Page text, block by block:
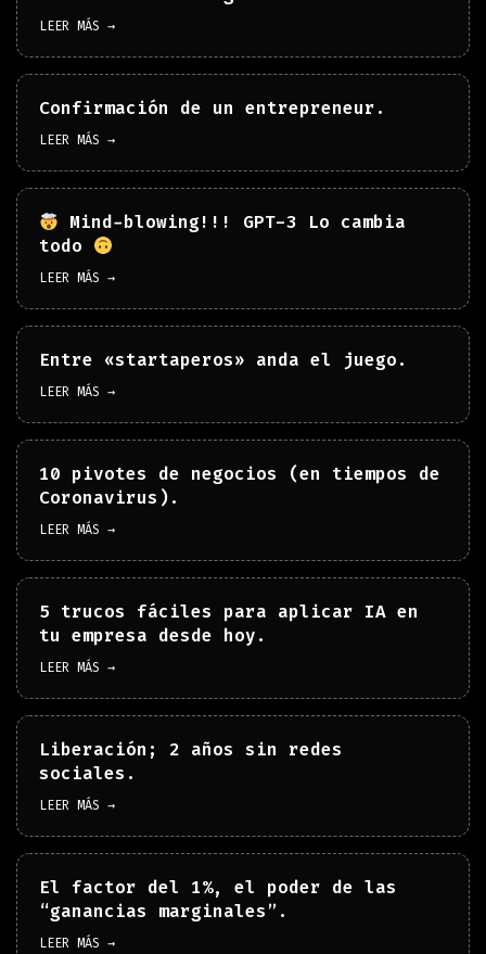
LEER MÁS →
Confirmación de un entrepreneur.
LEER MÁS →
Mind-blowing!!! GPT-3 Lo cambia
todo
LEER MÁS →
Entre «startaperos» anda el juego.
LEER MÁS →
10 pivotes de negocios (en tiempos de
Coronavirus).
LEER MÁS →
5 trucos fáciles para aplicar IA en
tu empresa desde hoy.
LEER MÁS →
Liberación; 2 años sin redes
sociales.
LEER MÁS →
El factor del 1%, el poder de las
“ganancias marginales”.
LEER MÁS →